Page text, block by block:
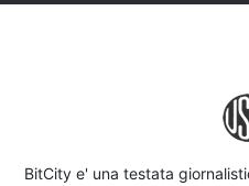
BitCity e' una testata